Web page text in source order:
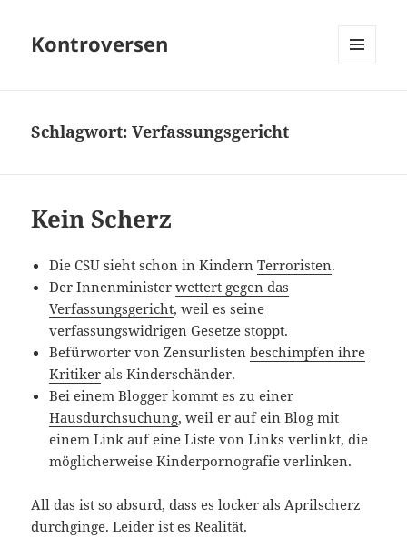
Kontroversen
Schlagwort:Verfassungsgericht
Kein Scherz
Die CSU sieht schon in KindernTerroristen.
Der Innenministerwettert gegen das
Verfassungsgericht, weil es seine
verfassungswidrigen Gesetze stoppt.
Befürworter von Zensurlistenbeschimpfen ihre
Kritiker als Kinderschänder.
Bei einem Blogger kommt es zu einer
Hausdurchsuchung, weil er auf ein Blog mit
einem Link auf eine Liste von Links verlinkt, die
möglicherweise Kinderpornografie verlinken.
All das ist so absurd, dass es locker als Aprilscherz
durchginge. Leider ist es Realität.